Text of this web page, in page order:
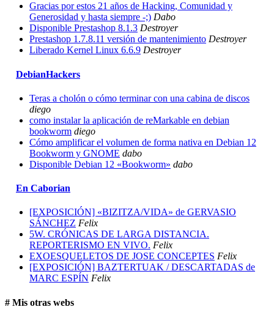
Gracias por estos 21 años de Hacking, Comunidad y
Generosidad y hasta siempre -;) Dabo
Disponible Prestashop 8.1.3 Destroyer
Prestashop 1.7.8.11 versión de mantenimiento Destroyer
Liberado Kernel Linux 6.6.9 Destroyer
DebianHackers
Teras a cholón o cómo terminar con una cabina de discos
diego
como instalar la aplicación de reMarkable en debian
bookworm diego
Cómo amplificar el volumen de forma nativa en Debian 12
Bookworm y GNOME dabo
Disponible Debian 12 «Bookworm» dabo
En Caborian
[EXPOSICIÓN] «BIZITZA/VIDA» de GERVASIO
SÁNCHEZ Felix
5W. CRÓNICAS DE LARGA DISTANCIA.
REPORTERISMO EN VIVO. Felix
EXOESQUELETOS DE JOSE CONCEPTES Felix
[EXPOSICIÓN] BAZTERTUAK / DESCARTADAS de
MARC ESPÍN Felix
# Mis otras webs